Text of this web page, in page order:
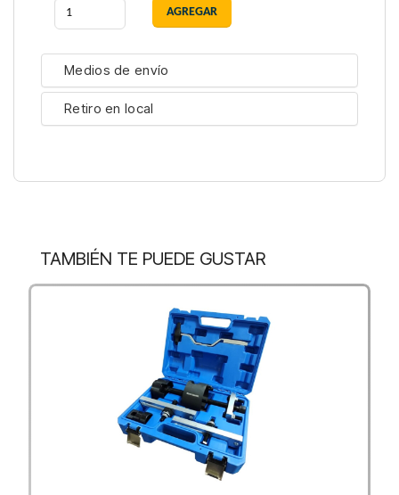
Medios de envío
Retiro en local
TAMBIÉN TE PUEDE GUSTAR